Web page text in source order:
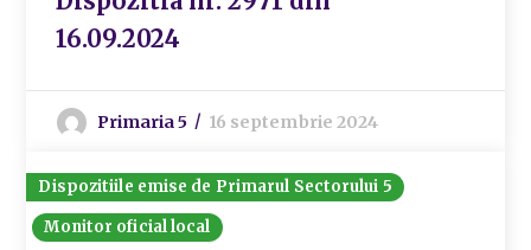
16.09.2024
Primaria 5 16 septembrie 2024
Dispozitiile emise de Primarul Sectorului 5
Monitor oficial local